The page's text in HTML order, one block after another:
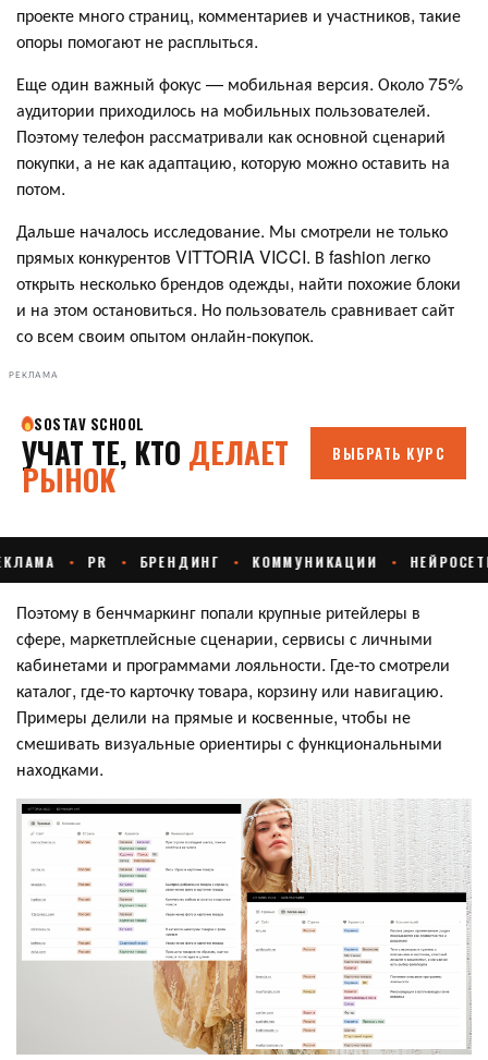
проекте много страниц, комментариев и участников, такие
опоры помогают не расплыться.
Еще один важный фокус — мобильная версия. Около 75%
аудитории приходилось на мобильных пользователей.
Поэтому телефон рассматривали как основной сценарий
покупки, а не как адаптацию, которую можно оставить на
потом.
Дальше началось исследование. Мы смотрели не только
прямых конкурентов VITTORIA VICCI. В fashion легко
открыть несколько брендов одежды, найти похожие блоки
и на этом остановиться. Но пользователь сравнивает сайт
со всем своим опытом онлайн-покупок.
РЕКЛАМА
Поэтому в бенчмаркинг попали крупные ритейлеры в
сфере, маркетплейсные сценарии, сервисы с личными
кабинетами и программами лояльности. Где-то смотрели
каталог, где-то карточку товара, корзину или навигацию.
Примеры делили на прямые и косвенные, чтобы не
смешивать визуальные ориентиры с функциональными
находками.